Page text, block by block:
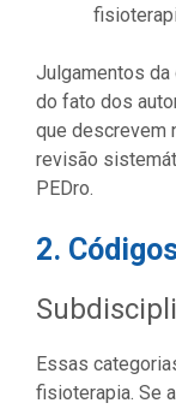
Julgamentos da
do fato dos
que descrevem
revisão
PEDro.
2.
Essas
fisioterapia. Se